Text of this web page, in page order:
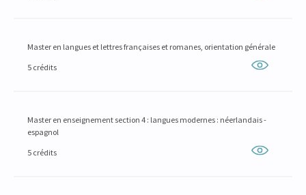
Master en langues et lettres françaises et romanes, orientation générale
5 crédits
Master en enseignement section 4 : langues modernes : néerlandais -
espagnol
5 crédits